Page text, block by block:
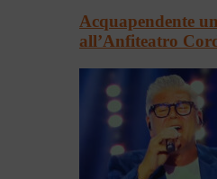
Acquapendente
all’Anfiteatro